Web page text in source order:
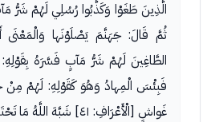
الَّذِينَ طَغَوْا وَكَذَّبُوا رُسُلِي لَهُمْ شَرُّ
ثُمَّ قَالَ: جَهَنَّمَ يَصْلَوْنَها وَالْمَعْنَى
الطَّاغِينَ لَهُمْ شَرُّ مَآبٍ فَسَّرَهُ
فَبِئْسَ الْمِهادُ وَهُوَ كَقَوْلِهِ: لَهُمْ
غَواشٍ [الْأَعْرَافِ: ٤١] شَبَّهَ